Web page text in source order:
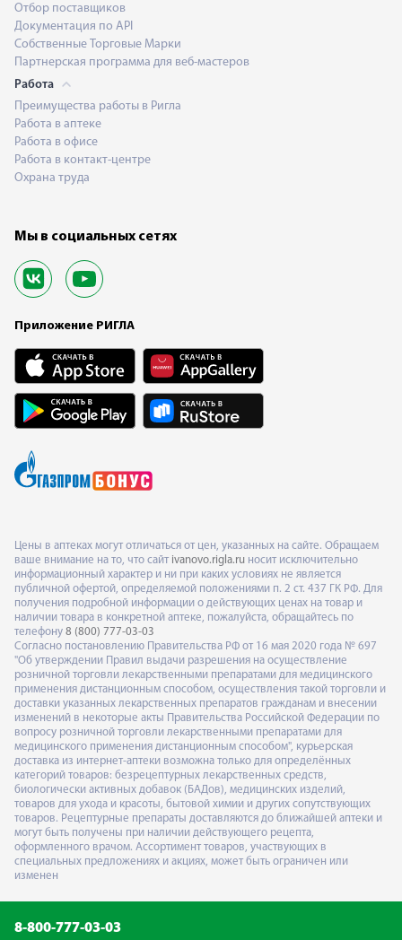
Отбор поставщиков
Документация по API
Собственные Торговые Марки
Партнерская программа для веб-мастеров
Работа
Преимущества работы в Ригла
Работа в аптеке
Работа в офисе
Работа в контакт-центре
Охрана труда
Мы в социальных сетях
Приложение РИГЛА
Цены в аптеках могут отличаться от цен, указанных на сайте. Обращаем
ваше внимание на то, что сайт ivanovo.rigla.ru носит исключительно
информационный характер и ни при каких условиях не является
публичной офертой, определяемой положениями п. 2 ст. 437 ГК РФ. Для
получения подробной информации о действующих ценах на товар и
наличии товара в конкретной аптеке, пожалуйста, обращайтесь по
телефону 8 (800) 777-03-03
Согласно постановлению Правительства РФ от 16 мая 2020 года № 697
"Об утверждении Правил выдачи разрешения на осуществление
розничной торговли лекарственными препаратами для медицинского
применения дистанционным способом, осуществления такой торговли и
доставки указанных лекарственных препаратов гражданам и внесении
изменений в некоторые акты Правительства Российской Федерации по
вопросу розничной торговли лекарственными препаратами для
медицинского применения дистанционным способом", курьерская
доставка из интернет-аптеки возможна только для определённых
категорий товаров: безрецептурных лекарственных средств,
биологически активных добавок (БАДов), медицинских изделий,
товаров для ухода и красоты, бытовой химии и других сопутствующих
товаров. Рецептурные препараты доставляются до ближайшей аптеки и
могут быть получены при наличии действующего рецепта,
оформленного врачом. Ассортимент товаров, участвующих в
специальных предложениях и акциях, может быть ограничен или
изменен
8-800-777-03-03